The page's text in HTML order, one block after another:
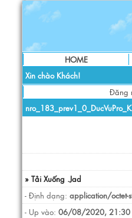
HOME
Xin chào Khách!
Đăng
» Tải Xuống .Jad
- Định dạng: application/octet-
- Up vào: 06/08/2020, 21:30